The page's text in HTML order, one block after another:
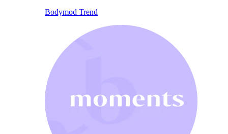
Bodymod Trend